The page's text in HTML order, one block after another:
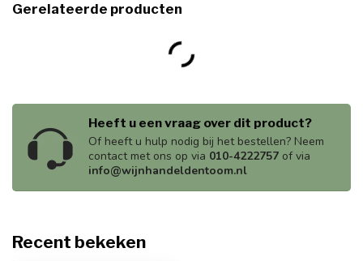
Gerelateerde producten
Heeft u een vraag over dit product?
Of heeft u hulp nodig bij het bestellen? Neem
contact met ons op via 010-4222757 of via
info@wijnhandeldentoom.nl
Recent bekeken